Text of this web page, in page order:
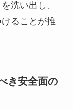
洗い出し、
ることが推
き安全面の